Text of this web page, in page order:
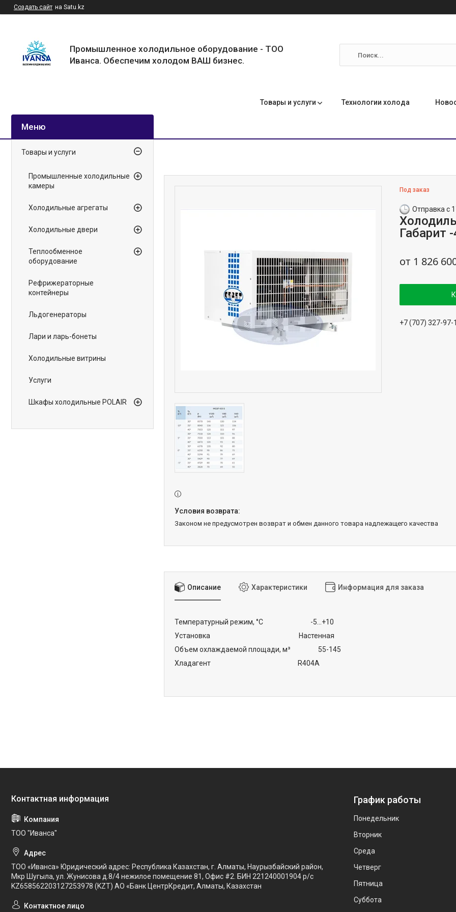
Создать сайт на Satu.kz
Промышленное холодильное оборудование - ТОО
Иванса. Обеспечим холодом ВАШ бизнес.
Товары и услуги Технологии холода
Под заказ
Отправка с
Габарит
от 1 826
+7 (707) 327-97-
Законом не предусмотрен возврат и обмен данного товара надлежащего качества
Описание Характеристики Информация для заказа
Температурный режим, °С -5...+10
Установка Настенная
Объем охлаждаемой площади, м³ 55-145
Хладагент R404A
Товары и услуги
Промышленные холодильные
камеры
Холодильные агрегаты
Холодильные двери
Теплообменное
оборудование
Рефрижераторные
контейнеры
Льдогенераторы
Лари и ларь-бонеты
Холодильные витрины
Услуги
Шкафы холодильные POLAIR
ТОО "Иванса"
ТОО «Иванса» Юридический адрес: Республика Казахстан, г. Алматы, Наурызбайский район,
Мкр Шугыла, ул. Жунисова д.8/4 нежилое помещение 81, Офис #2. БИН 221240001904 р/с
KZ658562203127253978 (KZT) АО «Банк ЦентрКредит, Алматы, Казахстан
График работы
Понедельник
Вторник
Среда
Четверг
Пятница
Суббота